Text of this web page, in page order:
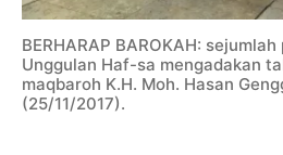
BERHARAP BAROKAH:
Unggulan Haf-sa mengadakan
maqbaroh K.H. Moh. Hasan
(25/11/2017).